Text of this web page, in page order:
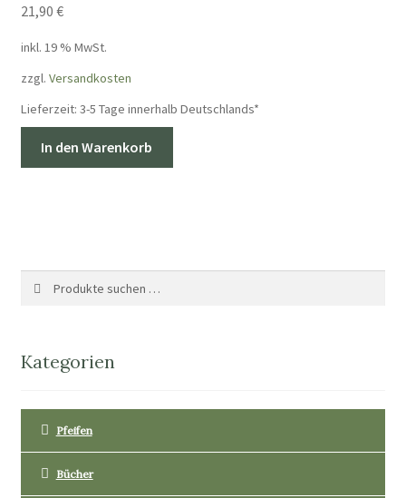
21,90 €
inkl. 19 % MwSt.
zzgl. Versandkosten
Lieferzeit: 3-5 Tage innerhalb Deutschlands*
In den Warenkorb
Kategorien
Pfeifen
Bücher